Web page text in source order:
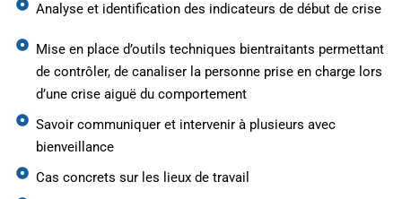
Analyse et identification des indicateurs de début de crise
Mise en place d’outils techniques bientraitants permettant
de contrôler, de canaliser la personne prise en charge lors
d’une crise aiguë du comportement
Savoir communiquer et intervenir à plusieurs avec
bienveillance
Cas concrets sur les lieux de travail